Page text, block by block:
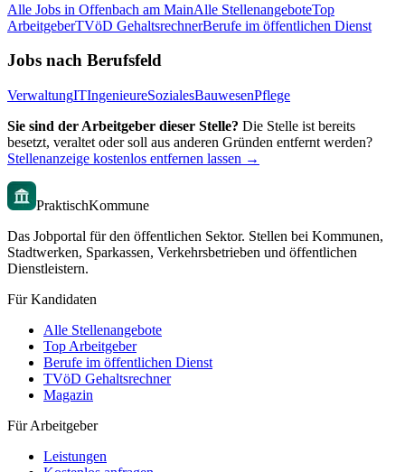
Alle Jobs in Offenbach am MainAlle StellenangeboteTop
ArbeitgeberTVöD GehaltsrechnerBerufe im öffentlichen Dienst
Jobs nach Berufsfeld
VerwaltungITIngenieureSozialesBauwesenPflege
Sie sind der Arbeitgeber dieser Stelle? Die Stelle ist bereits
besetzt, veraltet oder soll aus anderen Gründen entfernt werden?
Stellenanzeige kostenlos entfernen lassen →
PraktischKommune
Das Jobportal für den öffentlichen Sektor. Stellen bei Kommunen,
Stadtwerken, Sparkassen, Verkehrsbetrieben und öffentlichen
Dienstleistern.
Für Kandidaten
Alle Stellenangebote
Top Arbeitgeber
Berufe im öffentlichen Dienst
TVöD Gehaltsrechner
Magazin
Für Arbeitgeber
Leistungen